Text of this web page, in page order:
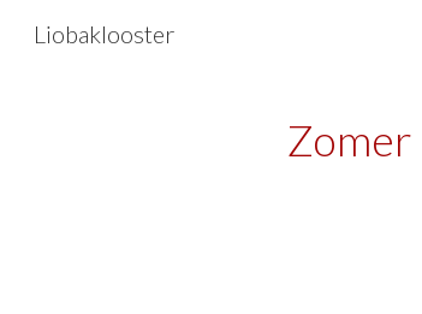
Liobaklooster
Zomer